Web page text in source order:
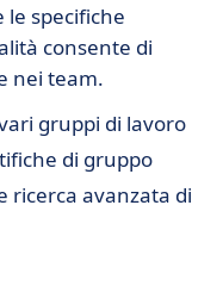
le specifiche
consente di
nei team.
gruppi di lavoro
di gruppo
ricerca avanzata di